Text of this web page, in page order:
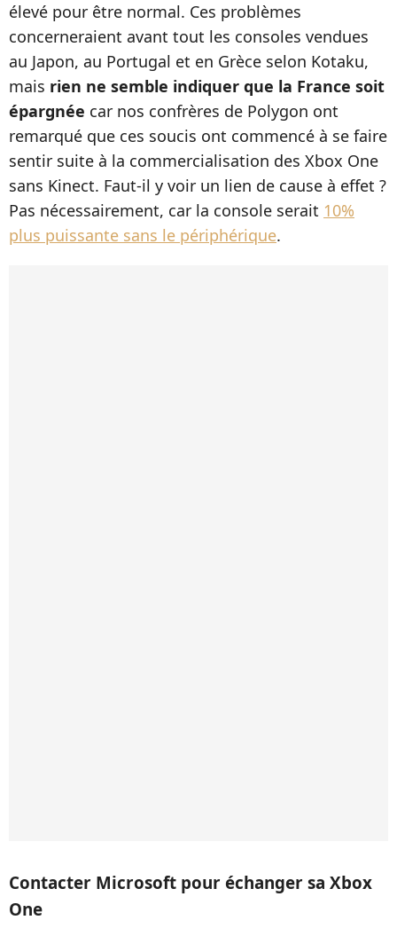
élevé pour être normal. Ces problèmes
concerneraient avant tout les consoles vendues
au Japon, au Portugal et en Grèce selon Kotaku,
mais rien ne semble indiquer que la France soit
épargnée car nos confrères de Polygon ont
remarqué que ces soucis ont commencé à se faire
sentir suite à la commercialisation des Xbox One
sans Kinect. Faut-il y voir un lien de cause à effet ?
Pas nécessairement, car la console serait 10%
plus puissante sans le périphérique.
Contacter Microsoft pour échanger sa Xbox
One